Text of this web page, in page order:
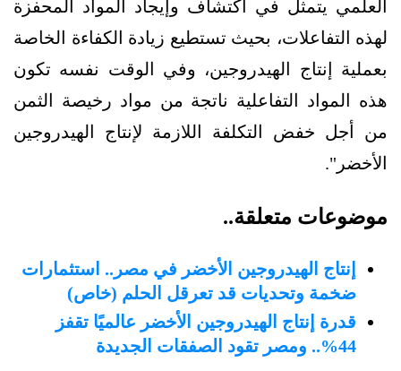
العلمي يتمثل في اكتشاف وإيجاد المواد المحفزة
لهذه التفاعلات، بحيث تستطيع زيادة الكفاءة الخاصة
بعملية إنتاج الهيدروجين، وفي الوقت نفسه تكون
هذه المواد التفاعلية ناتجة من مواد رخيصة الثمن
من أجل خفض التكلفة اللازمة لإنتاج الهيدروجين
الأخضر".
موضوعات متعلقة..
إنتاج الهيدروجين الأخضر في مصر.. استثمارات
ضخمة وتحديات قد تعرقل الحلم (خاص)
قدرة إنتاج الهيدروجين الأخضر عالميًا تقفز
44%.. ومصر تقود الصفقات الجديدة